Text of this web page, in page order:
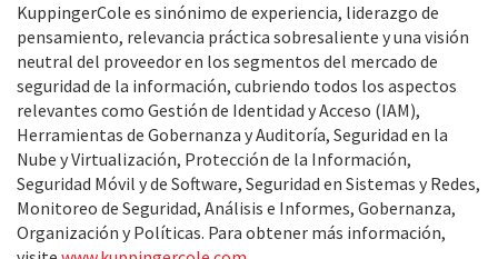
KuppingerCole es sinónimo de experiencia, liderazgo de
pensamiento, relevancia práctica sobresaliente y una visión
neutral del proveedor en los segmentos del mercado de
seguridad de la información, cubriendo todos los aspectos
relevantes como Gestión de Identidad y Acceso (IAM),
Herramientas de Gobernanza y Auditoría, Seguridad en la
Nube y Virtualización, Protección de la Información,
Seguridad Móvil y de Software, Seguridad en Sistemas y Redes,
Monitoreo de Seguridad, Análisis e Informes, Gobernanza,
Organización y Políticas. Para obtener más información,